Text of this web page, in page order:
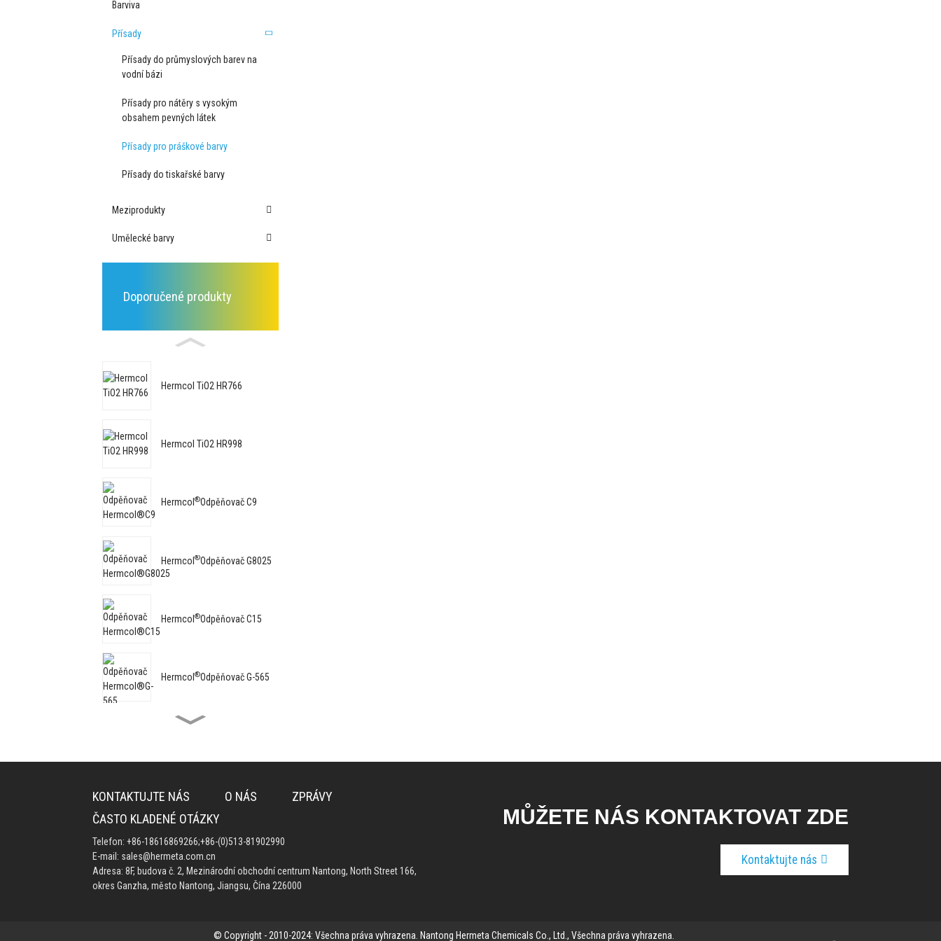
Barviva
Přísady
Přísady do průmyslových barev na
vodní bázi
Přísady pro nátěry s vysokým
obsahem pevných látek
Přísady pro práškové barvy
Přísady do tiskařské barvy
Meziprodukty
Umělecké barvy
Doporučené produkty
Hermcol TiO2 HR766
Hermcol TiO2 HR998
Hermcol ®Odpěňovač C9
Hermcol®Odpěňovač G8025
Hermcol ®Odpěňovač C15
Hermcol ®Odpěňovač G-565
Hermcol
G-96 Multifunkční
přísada
Hermcol®Smáčecí
prostředek pro substrát G-
7010
KONTAKTUJTE NÁS O NÁS
ZPRÁVY
ČASTO KLADENÉ OTÁZKY
Telefon: +86-18616869266;+86-(0)513-81902990
E-mail: sales@hermeta.com.cn
Adresa: 8F, budova č. 2, Mezinárodní obchodní centrum Nantong, North Street 166,
okres Ganzha, město Nantong, Jiangsu, Čína 226000
MŮŽETE NÁS KONTAKTOVAT ZDE
Kontaktujte nás
© Copyright - 2010-2024: Všechna práva vyhrazena. Nantong Hermeta Chemicals Co., Ltd., Všechna práva vyhrazena.